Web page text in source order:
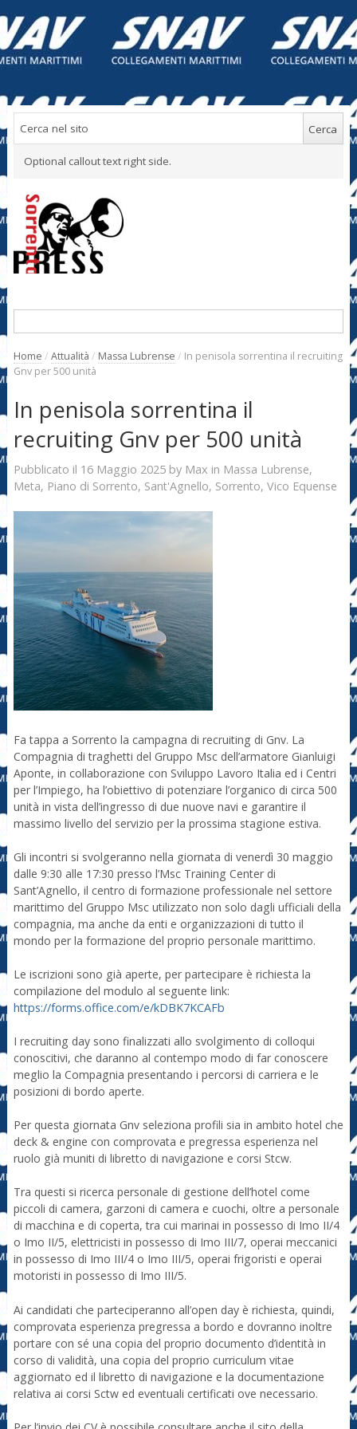
Optional callout text right side.
Home / Attualità / Massa Lubrense / In penisola sorrentina il recruiting
Gnv per 500 unità
In penisola sorrentina il
recruiting Gnv per 500 unità
Pubblicato il 16 Maggio 2025by Max in Massa Lubrense,
Meta, Piano di Sorrento, Sant'Agnello, Sorrento, Vico Equense
Fa tappa a Sorrento la campagna di recruiting di Gnv. La
Compagnia di traghetti del Gruppo Msc dell’armatore Gianluigi
Aponte, in collaborazione con Sviluppo Lavoro Italia ed i Centri
per l’Impiego, ha l’obiettivo di potenziare l’organico di circa 500
unità in vista dell’ingresso di due nuove navi e garantire il
massimo livello del servizio per la prossima stagione estiva.
Gli incontri si svolgeranno nella giornata di venerdì 30 maggio
dalle 9:30 alle 17:30 presso l’Msc Training Center di
Sant’Agnello, il centro di formazione professionale nel settore
marittimo del Gruppo Msc utilizzato non solo dagli ufficiali della
compagnia, ma anche da enti e organizzazioni di tutto il
mondo per la formazione del proprio personale marittimo.
Le iscrizioni sono già aperte, per partecipare è richiesta la
compilazione del modulo al seguente link:
https://forms.office.com/e/kDBK7KCAFb
I recruiting day sono finalizzati allo svolgimento di colloqui
conoscitivi, che daranno al contempo modo di far conoscere
meglio la Compagnia presentando i percorsi di carriera e le
posizioni di bordo aperte.
Per questa giornata Gnv seleziona profili sia in ambito hotel che
deck & engine con comprovata e pregressa esperienza nel
ruolo già muniti di libretto di navigazione e corsi Stcw.
Tra questi si ricerca personale di gestione dell’hotel come
piccoli di camera, garzoni di camera e cuochi, oltre a personale
di macchina e di coperta, tra cui marinai in possesso di Imo II/4
o Imo II/5, elettricisti in possesso di Imo III/7, operai meccanici
in possesso di Imo III/4 o Imo III/5, operai frigoristi e operai
motoristi in possesso di Imo III/5.
Ai candidati che parteciperanno all’open day è richiesta, quindi,
comprovata esperienza pregressa a bordo e dovranno inoltre
portare con sé una copia del proprio documento d’identità in
corso di validità, una copia del proprio curriculum vitae
aggiornato ed il libretto di navigazione e la documentazione
relativa ai corsi Sctw ed eventuali certificati ove necessario.